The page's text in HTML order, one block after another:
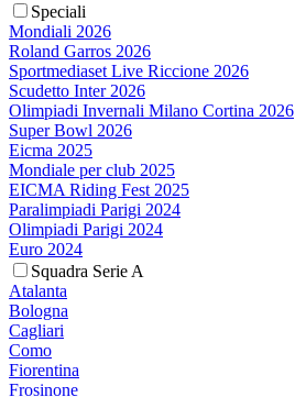
Speciali
Mondiali 2026
Roland Garros 2026
Sportmediaset Live Riccione 2026
Scudetto Inter 2026
Olimpiadi Invernali Milano Cortina 2026
Super Bowl 2026
Eicma 2025
Mondiale per club 2025
EICMA Riding Fest 2025
Paralimpiadi Parigi 2024
Olimpiadi Parigi 2024
Euro 2024
Squadra Serie A
Atalanta
Bologna
Cagliari
Como
Fiorentina
Frosinone